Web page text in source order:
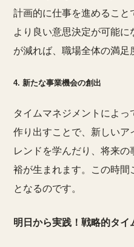
計画的に仕事を進めること
より良い意思決定が可能
が減れば、職場全体の満足
4. 新たな事業機会の創出
タイムマネジメントによ
作り出すことで、新しいア
レンドを学んだり、将来
裕が生まれます。この時間
となるのです。
明日から実践！戦略的タ